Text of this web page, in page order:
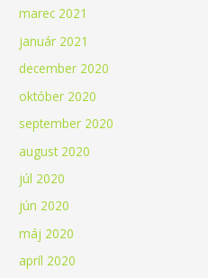
marec 2021
január 2021
december 2020
október 2020
september 2020
august 2020
júl 2020
jún 2020
máj 2020
apríl 2020